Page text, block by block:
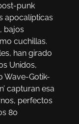
punk
apocalípticas
bajos
cuchillas.
han girado
Unidos,
Wave-Gotik-
capturan esa
perfectos
80